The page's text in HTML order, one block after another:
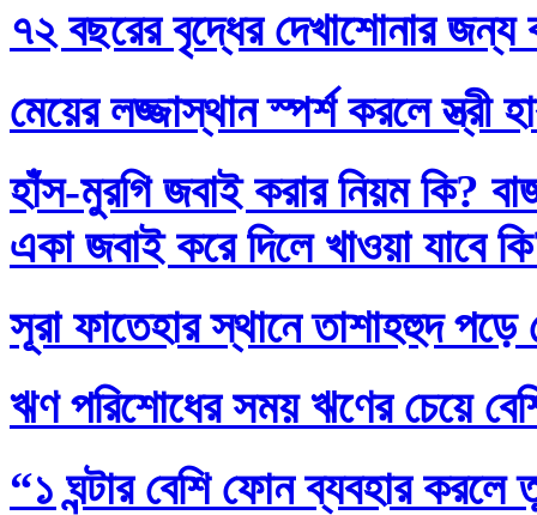
৭২ বছরের বৃদ্ধের দেখাশোনার জন্য
মেয়ের লজ্জাস্থান স্পর্শ করলে স্ত্রী
হাঁস-মুরগি জবাই করার নিয়ম কি?
একা জবাই করে দিলে খাওয়া যাবে
সূরা ফাতেহার স্থানে তাশাহহুদ
ঋণ পরিশোধের সময় ঋণের চেয়ে
“১ ঘন্টার বেশি ফোন ব্যবহার